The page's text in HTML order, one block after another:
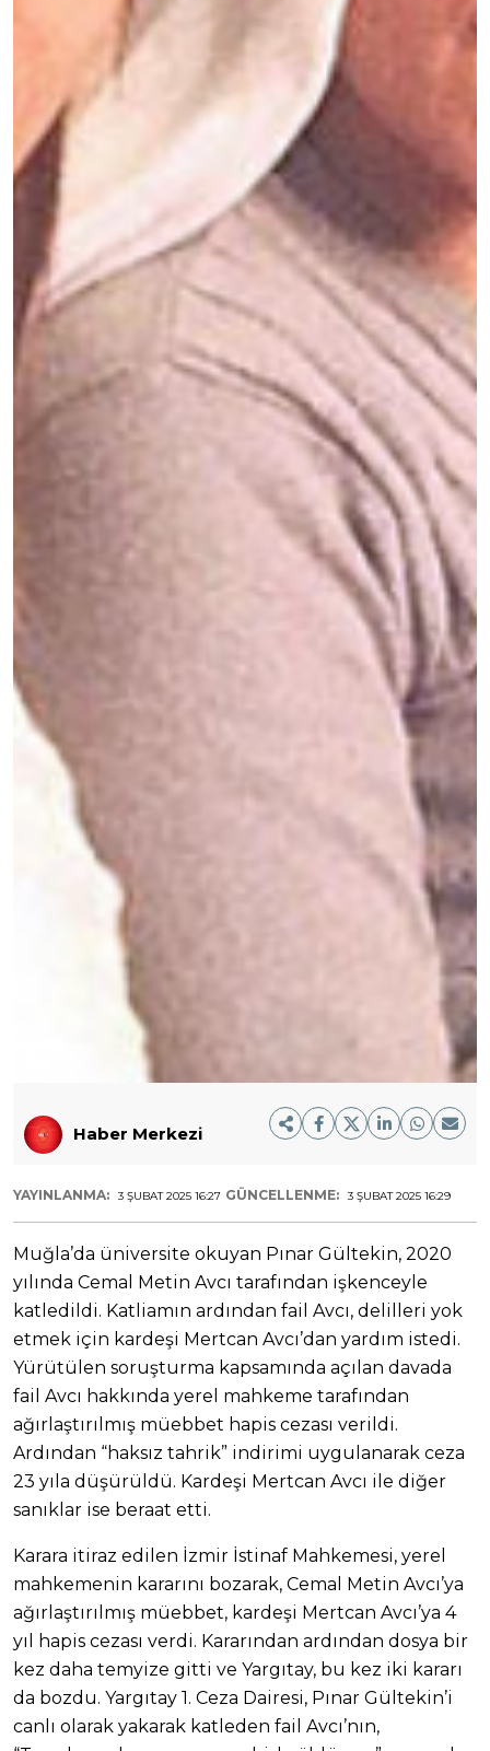
Haber Merkezi
YAYINLANMA: 3 ŞUBAT 2025 16:27 GÜNCELLENME: 3 ŞUBAT 2025 16:29
Muğla’da üniversite okuyan Pınar Gültekin, 2020
yılında Cemal Metin Avcı tarafından işkenceyle
katledildi. Katliamın ardından fail Avcı, delilleri yok
etmek için kardeşi Mertcan Avcı’dan yardım istedi.
Yürütülen soruşturma kapsamında açılan davada
fail Avcı hakkında yerel mahkeme tarafından
ağırlaştırılmış müebbet hapis cezası verildi.
Ardından “haksız tahrik” indirimi uygulanarak ceza
23 yıla düşürüldü. Kardeşi Mertcan Avcı ile diğer
sanıklar ise beraat etti.
Karara itiraz edilen İzmir İstinaf Mahkemesi, yerel
mahkemenin kararını bozarak, Cemal Metin Avcı’ya
ağırlaştırılmış müebbet, kardeşi Mertcan Avcı’ya 4
yıl hapis cezası verdi. Kararından ardından dosya bir
kez daha temyize gitti ve Yargıtay, bu kez iki kararı
da bozdu. Yargıtay 1. Ceza Dairesi, Pınar Gültekin’i
canlı olarak yakarak katleden fail Avcı’nın,